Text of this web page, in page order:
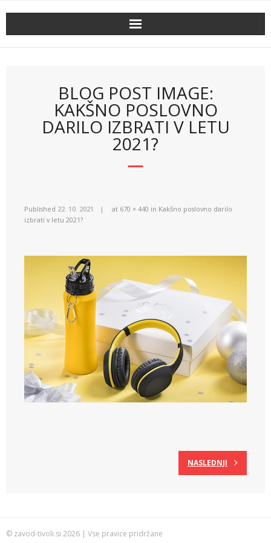
BLOG POST IMAGE:
KAKŠNO POSLOVNO
DARILO IZBRATI V LETU
2021?
Published 22. 10. 2021 at 670 × 440 in Kakšno poslovno darilo
izbrati v letu 2021?
NASLEDNJI
© zavod-tivoli.si 2026 | Vse pravice pridržane